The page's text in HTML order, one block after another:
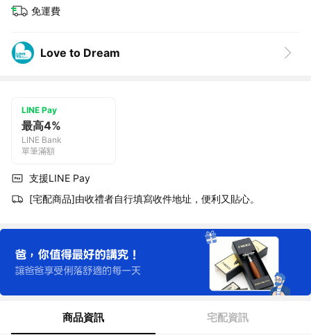
免運費
Love to Dream
LINE Pay
最高4%
LINE Bank
單筆滿額
支援LINE Pay
[宅配商品]由收禮者自行填寫收件地址，便利又貼心。
商品資訊 宅配資訊